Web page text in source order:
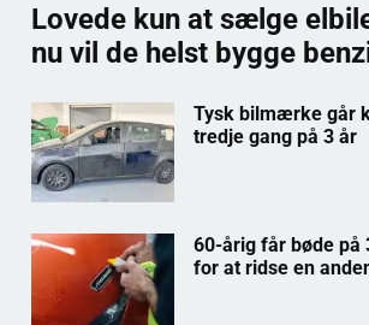
Lovede kun at sælge
nu vil de helst bygge
Tysk bilmærke går
tredje gang på 3 år
60-årig får bøde på
for at ridse en